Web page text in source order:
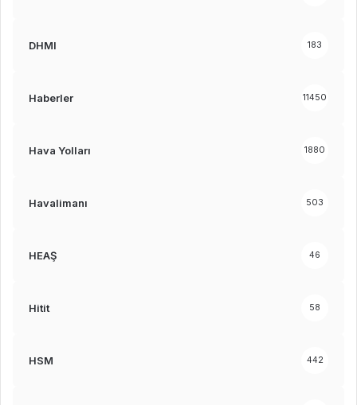
DHMI 183
Haberler 11450
Hava Yolları 1880
Havalimanı 503
HEAŞ 46
Hitit 58
HSM 442